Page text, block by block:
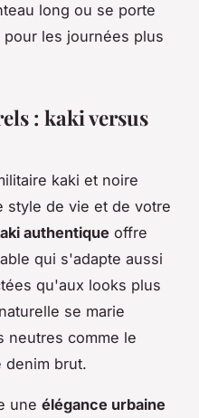
long ou se porte
les journées plus
: kaki versus
kaki et noire
style de vie et de votre
authentique offre
qui s'adapte aussi
qu'aux looks plus
se marie
neutres comme le
denim brut.
une élégance urbaine